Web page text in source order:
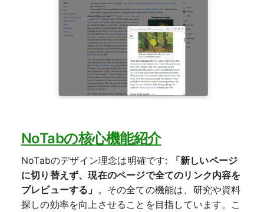
NoTabの核心機能紹介
NoTabのデザイン理念は明確です:
「新しいページ
に切り替えず、現在のページで全てのリンク内容を
プレビューする」 。その全ての機能は、研究や資料
探しの効率を向上させることを目指しています。こ